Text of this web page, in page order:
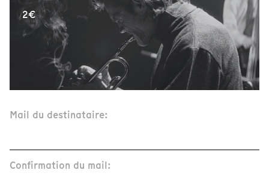
2€
Mail du destinataire:
Confirmation du mail: